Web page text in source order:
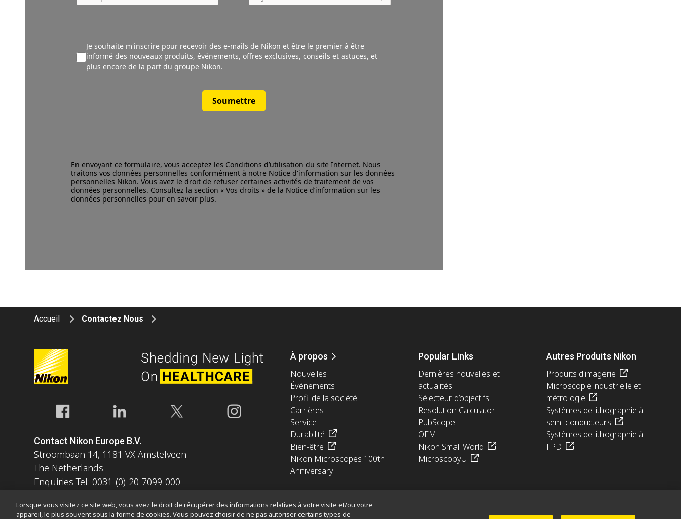
Je souhaite m'inscrire pour recevoir des e-mails de Nikon et être le premier à être
informé des nouveaux produits,événements, offres exclusives, conseils et astuces, et
plus encore de la part du groupe Nikon.
Soumettre
En envoyant ce formulaire, vous acceptez les Conditions d’utilisation du site Internet. Nous
traitons vos données personnelles conformément à notre Notice d'information sur les données
personnelles Nikon. Vous avez le droit de refuser certaines activités de traitement de vos
données personnelles. Consultez la section « Vos droits » de la Notice d’information sur les
données personnelles pour en savoir plus.
Accueil Contactez Nous
Contact Nikon Europe B.V.
Stroombaan 14, 1181 VX Amstelveen
The Netherlands
Enquiries Tel: 0031-(0)-20-7099-000
À propos
Nouvelles
Événements
Profil de la société
Carrières
Service
Durabilité
Bien-être
Nikon Microscopes 100th
Anniversary
Popular Links
Dernières nouvelles et
actualités
Sélecteur d’objectifs
Resolution Calculator
PubScope
OEM
Nikon Small World
MicroscopyU
Autres Produits Nikon
Produits d'imagerie
Microscopie industrielle et
métrologie
Systèmes de lithographie à
semi-conducteurs
Systèmes de lithographie à
FPD
Lorsque vous visitez ce site web, vous avez le droit de récupérer des informations relatives à votre visite et/ou votre
appareil, le plus souvent sous la forme de cookies. Vous pouvez choisir de ne pas autoriser certains types de